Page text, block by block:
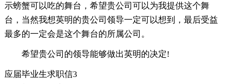
示螃蟹可以吃的舞台，希望贵公司可以为我提供这个舞
台，当然我想英明的贵公司领导一定可以想到，最后受益
最多的一定会是这个舞台的所属公司。
希望贵公司的领导能够做出英明的决定!
应届毕业生求职信3